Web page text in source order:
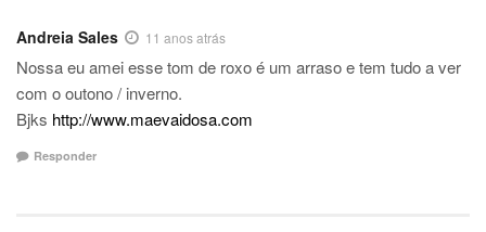
Andreia Sales 11 anos atrás
Nossa eu amei esse tom de roxo é um arraso e tem tudo a ver
com o outono / inverno.
Bjks http://www.maevaidosa.com
Responder